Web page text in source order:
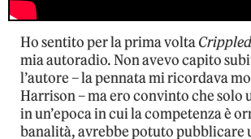
Ho sentito per la prima volta
mia autoradio. Non avevo capito
l’autore – la pennata mi ricordava
Harrison – ma ero convinto che solo
in un’epoca in cui la competenza è
banalità, avrebbe potuto pubblicare